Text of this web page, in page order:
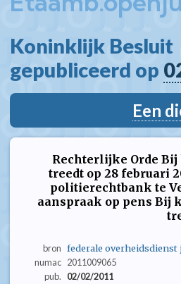
Koninklijk Besluit
gepubliceerd op
Een
Rechterlijke Orde
treedt op 28 februari
politierechtbank te
aanspraak op pens Bij
bron federale overheidsdienst
numac 2011009065
pub.
02/02/2011